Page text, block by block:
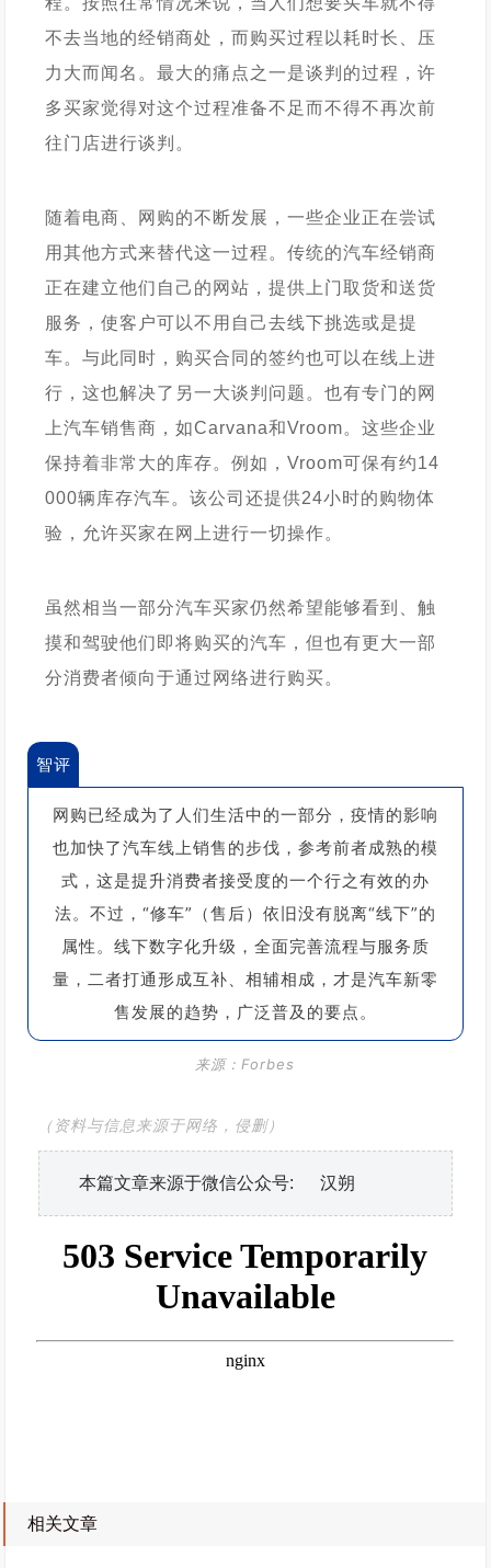
不去当地的经销商处，而购买过程以耗时长、压
力大而闻名。最大的痛点之一是谈判的过程，许
多买家觉得对这个过程准备不足而不得不再次前
往门店进行谈判。
随着电商、网购的不断发展，一些企业正在尝试
用其他方式来替代这一过程。传统的汽车经销商
正在建立他们自己的网站，提供上门取货和送货
服务，使客户可以不用自己去线下挑选或是提
车。与此同时，购买合同的签约也可以在线上进
行，这也解决了另一大谈判问题。也有专门的网
上汽车销售商，如Carvana和Vroom。这些企业
保持着非常大的库存。例如，Vroom可保有约14
000辆库存汽车。该公司还提供24小时的购物体
验，允许买家在网上进行一切操作。
虽然相当一部分汽车买家仍然希望能够看到、触
摸和驾驶他们即将购买的汽车，但也有更大一部
分消费者倾向于通过网络进行购买。
智评
网购已经成为了人们生活中的一部分，疫情的影响
也加快了汽车线上销售的步伐，参考前者成熟的模
式，这是提升消费者接受度的一个行之有效的办
法。 不过，“修车”（售后）依旧没有脱离“线下”的
属性。 线下数字化升级，全面完善流程与服务质
量，二者打通形成互补、相辅相成，才是汽车新零
售发展的趋势，广泛普及的要点。
来源：Forbes
（资料与信息来源于网络，侵删）
本篇文章来源于微信公众号: 汉朔
相关文章